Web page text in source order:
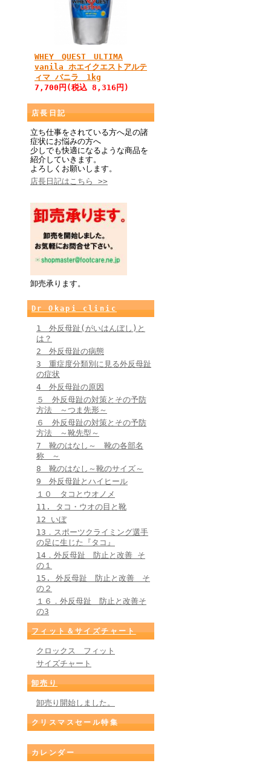
WHEY QUEST ULTIMA
vanila ホエイクエストアルテ
ィマ バニラ 1kg
7,700円(税込 8,316円)
店長日記
立ち仕事をされている方へ足の諸
症状にお悩みの方へ
少しでも快適になるような商品を
紹介していきます。
よろしくお願いします。
店長日記はこちら >>
卸売承ります。
Dr Okapi clinic
1 外反母趾(がいはんぼし)と
は？
2 外反母趾の病態
3 重症度分類別に見る外反母趾
の症状
4 外反母趾の原因
５ 外反母趾の対策とその予防
方法 ～つま先形～
６ 外反母趾の対策とその予防
方法 ～靴先型～
7 靴のはなし～ 靴の各部名
称 ～
8 靴のはなし～靴のサイズ～
9 外反母趾とハイヒール
１０ タコとウオノメ
11. タコ・ウオの目と靴
12 いぼ
13．スポーツクライミング選手
の足に生じた『タコ』
14．外反母趾 防止と改善 そ
の１
15. 外反母趾 防止と改善 そ
の２
１６．外反母趾 防止と改善そ
の3
フィット＆サイズチャート
クロックス フィット
サイズチャート
卸売り
卸売り開始しました。
クリスマスセール特集
カレンダー